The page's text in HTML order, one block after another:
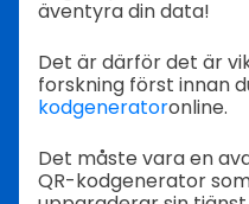
äventyra din data!
Det är därför det är
forskning först innan
kodgeneratoronline.
Det måste vara en
QR-kodgenerator